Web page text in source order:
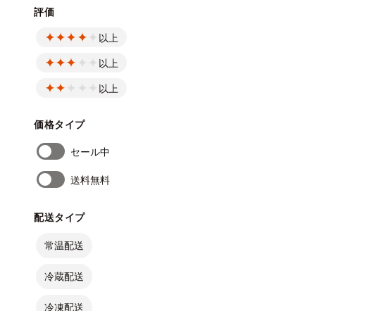
評価
以上
以上
以上
価格タイプ
セール中
送料無料
配送タイプ
常温配送
冷蔵配送
冷凍配送